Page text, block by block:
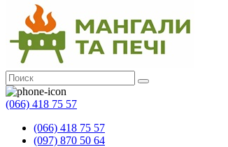
(066) 418 75 57
(066) 418 75 57
(097) 870 50 64